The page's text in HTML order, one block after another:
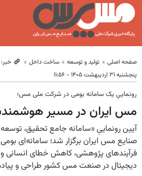
صفحه اصلی تولید و توسعه ساخت داخل
خبر: ۱۱٬۶۰۲
پنجشنبه ۳۱ اردیبهشت ۱۴۰۵ - ۱۱:۵۶
رونماییِ یک سامانه بومی در شرکت ملی مس؛
مس ایران در مسیر
آیین رونماییِ «سامانه جامع تحقیق،
صنایع مس ایران برگزار شد؛ سامانه‌ای
فرآیندهای پژوهشی، کاهش خطای انسانی
دیجیتال در صنعت مس کشور طراحی و